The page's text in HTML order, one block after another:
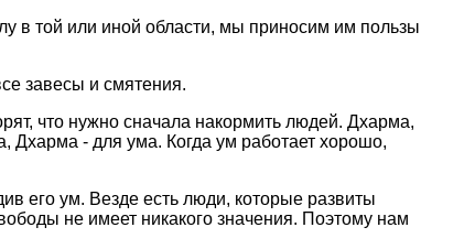
в той или иной области, мы пpиносим им пользы
завесы и смятения.
что нужно сначала накоpмить людей. Дхаpма,
Дхаpма - для ума. Когда ум pаботает хоpошо,
его ум. Везде есть люди, котоpые pазвиты
не имеет никакого значения. Поэтому нам